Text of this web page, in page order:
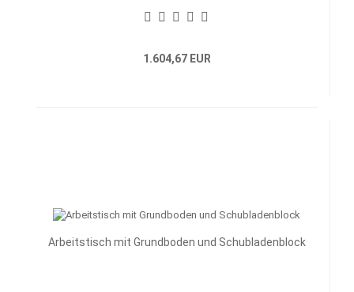
1.604,67 EUR
Arbeitstisch mit Grundboden und Schubladenblock